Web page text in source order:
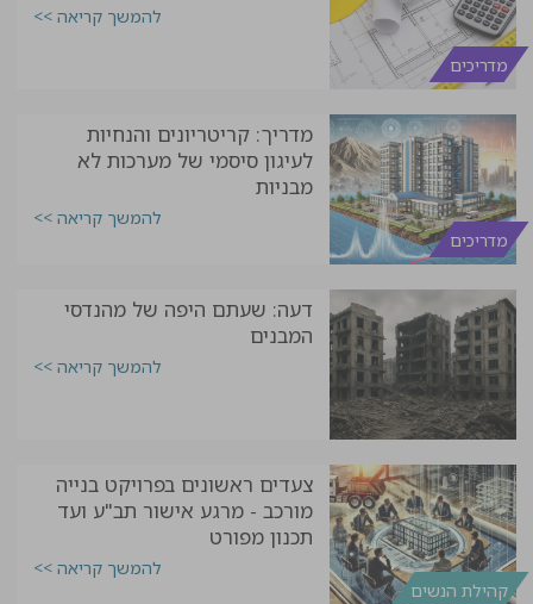
מדריכים
להמשך קריאה >>
מדריכים
מדריך: קריטריונים והנחיות
לעיגון סיסמי של מערכות לא
מבניות
להמשך קריאה >>
דעה: שעתם היפה של מהנדסי
המבנים
להמשך קריאה >>
קהילת הנשים
צעדים ראשונים בפרויקט בנייה
מורכב - מרגע אישור תב"ע ועד
תכנון מפורט
להמשך קריאה >>